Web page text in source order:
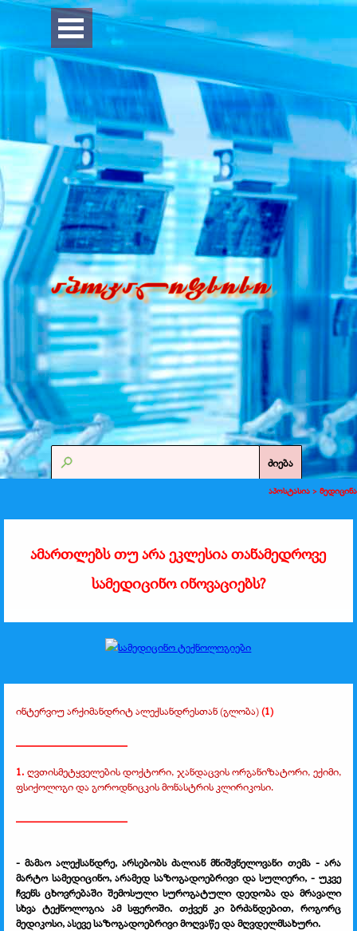
Перейти к контенту
Пропустить меню
ძიება
აპოსტასია > მედიცინა
ამართლებს თუ არა ეკლესია თანამედროვე
სამედიცინო ინოვაციებს?
ინტერვიუ არქიმანდრიტ ალექსანდრესთან (გლობა)(1)
1. ღვთისმეტყველების დოქტორი, ჯანდაცვის ორგანიზატორი, ექიმი,
ფსიქოლოგი და გოროდნიცკის მონასტრის კლირიკოსი.
- მამაო ალექსანდრე, არსებობს ძალიან მნიშვნელოვანი თემა - არა
მარტო სამედიცინო, არამედ საზოგადოებრივი და სულიერი, - უკვე
ჩვენს ცხოვრებაში შემოსული სუროგატული დედობა და მრავალი
სხვა ტექნოლოგია ამ სფეროში. თქვენ კი ბრძანდებით, როგორც
მედიკოსი, ასევე საზოგადოებრივი მოღვაწე და მღვდელმსახური.